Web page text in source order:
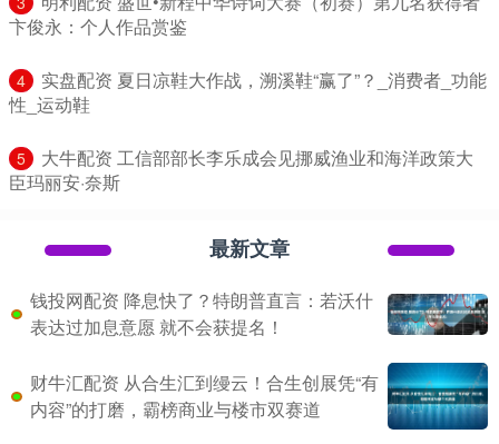
卞俊永：个人作品赏鉴
4
​实盘配资 夏日凉鞋大作战，溯溪鞋“赢了”？_消费者_功能
性_运动鞋
5
​大牛配资 工信部部长李乐成会见挪威渔业和海洋政策大
臣玛丽安·奈斯
最新文章
钱投网配资 降息快了？特朗普直言：若沃什
表达过加息意愿 就不会获提名！
财牛汇配资 从合生汇到缦云！合生创展凭“有
内容”的打磨，霸榜商业与楼市双赛道